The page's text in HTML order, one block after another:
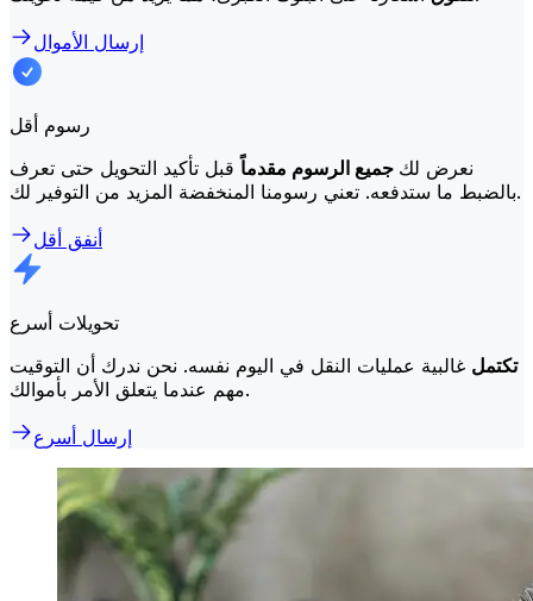
إرسال الأموال
رسوم أقل
نعرض لك جميع الرسوم مقدماًقبل تأكيد التحويل حتى تعرف
بالضبط ما ستدفعه. تعني رسومنا المنخفضة المزيد من التوفير لك.
أنفق أقل
تحويلات أسرع
تكتمل غالبية عمليات النقل في اليوم نفسه. نحن ندرك أن التوقيت
مهم عندما يتعلق الأمر بأموالك.
إرسال أسرع